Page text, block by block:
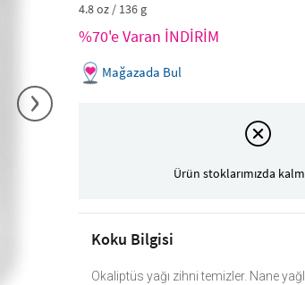
›
4.8 oz / 136 g
%70'e Varan İNDİRİM
Mağazada Bul
Ürün stoklarımızda
Koku Bilgisi
Okaliptüs yağı zihni temizler. Nane